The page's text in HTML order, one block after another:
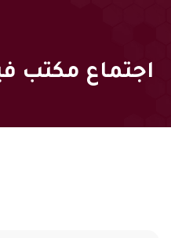
اجتماع مكتب